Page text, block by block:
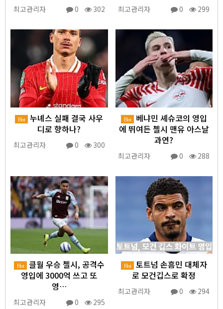
최고관리자 0 302 최고관리자 0 299
Hot
누녜스 실패 결국 사우
디로 향하나?
최고관리자 0 300
Hot 베냐민 셰슈코의 영입
에 뛰여든 첼시 맨유 아스날
과연?
최고관리자 0 288
Hot 클월 우승 첼시, 공격수
영입에 3000억 쓰고 또
영…
최고관리자 0 295
Hot 토트넘 손흠민 대체자
로 모건깁스로 확정
최고관리자 0 294